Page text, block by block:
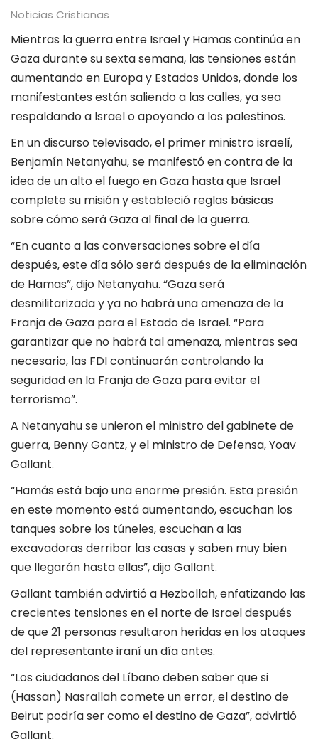
Noticias Cristianas
Mientras la guerra entre Israel y Hamas continúa en
Gaza durante su sexta semana, las tensiones están
aumentando en Europa y Estados Unidos, donde los
manifestantes están saliendo a las calles, ya sea
respaldando a Israel o apoyando a los palestinos.
En un discurso televisado, el primer ministro israelí,
Benjamín Netanyahu, se manifestó en contra de la
idea de un alto el fuego en Gaza hasta que Israel
complete su misión y estableció reglas básicas
sobre cómo será Gaza al final de la guerra.
“En cuanto a las conversaciones sobre el día
después, este día sólo será después de la eliminación
de Hamas”, dijo Netanyahu. “Gaza será
desmilitarizada y ya no habrá una amenaza de la
Franja de Gaza para el Estado de Israel. “Para
garantizar que no habrá tal amenaza, mientras sea
necesario, las FDI continuarán controlando la
seguridad en la Franja de Gaza para evitar el
terrorismo”.
A Netanyahu se unieron el ministro del gabinete de
guerra, Benny Gantz, y el ministro de Defensa, Yoav
Gallant.
“Hamás está bajo una enorme presión. Esta presión
en este momento está aumentando, escuchan los
tanques sobre los túneles, escuchan a las
excavadoras derribar las casas y saben muy bien
que llegarán hasta ellas”, dijo Gallant.
Gallant también advirtió a Hezbollah, enfatizando las
crecientes tensiones en el norte de Israel después
de que 21 personas resultaron heridas en los ataques
del representante iraní un día antes.
“Los ciudadanos del Líbano deben saber que si
(Hassan) Nasrallah comete un error, el destino de
Beirut podría ser como el destino de Gaza”, advirtió
Gallant.